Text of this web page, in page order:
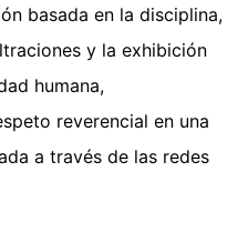
basada en la disciplina,
y la exhibición
humana,
reverencial en una
a través de las redes